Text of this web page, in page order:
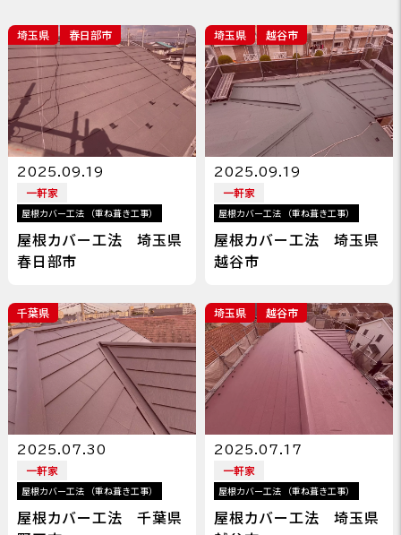
埼玉県 春日部市
2025.09.19
一軒家
屋根カバー工法 （重ね葺き工事）
屋根カバー工法 埼玉県
春日部市
埼玉県 越谷市
2025.09.19
一軒家
屋根カバー工法 （重ね葺き工事）
屋根カバー工法 埼玉県
越谷市
千葉県
2025.07.30
一軒家
屋根カバー工法 （重ね葺き工事）
屋根カバー工法 千葉県
埼玉県 越谷市
2025.07.17
一軒家
屋根カバー工法 （重ね葺き工事）
屋根カバー工法 埼玉県